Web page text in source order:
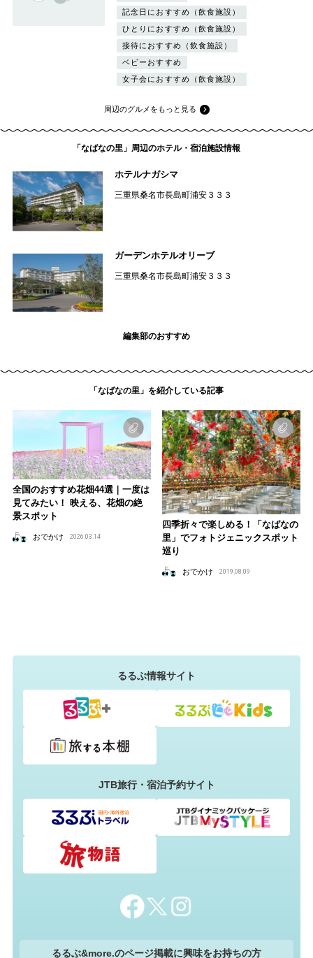
記念日におすすめ（飲食施設）
ひとりにおすすめ（飲食施設）
接待におすすめ（飲食施設）
ベビーおすすめ
女子会におすすめ（飲食施設）
周辺のグルメをもっと見る
「なばなの里」周辺のホテル・宿泊施設情報
ホテルナガシマ
三重県桑名市長島町浦安３３３
ガーデンホテルオリーブ
三重県桑名市長島町浦安３３３
編集部のおすすめ
「なばなの里」を紹介している記事
全国のおすすめ花畑44選｜一度は
見てみたい！ 映える、花畑の絶
景スポット
おでかけ 2026.03.14
四季折々で楽しめる！「なばなの
里」でフォトジェニックスポット
巡り
おでかけ 2019.08.09
るるぶ情報サイト
JTB旅行・宿泊予約サイト
るるぶ&more.のページ掲載に興味をお持ちの方